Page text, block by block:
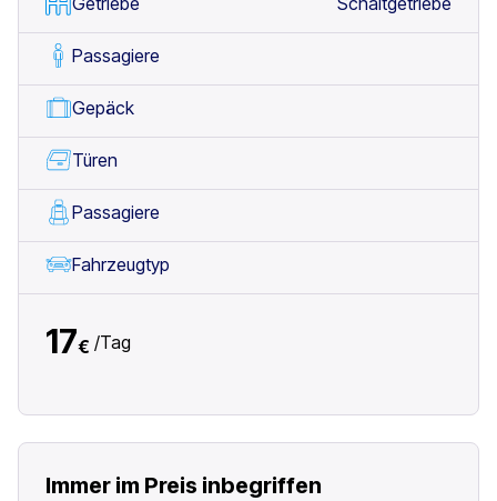
Passagiere
Gepäck
Türen
Passagiere
Fahrzeugtyp
17€ /Tag
Immer im Preis inbegriffen